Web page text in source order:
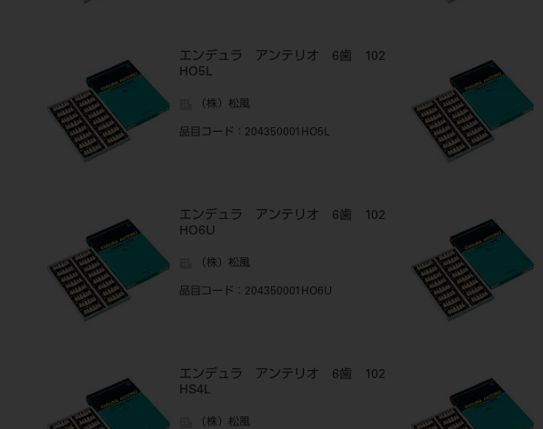
エンデュラ アンテリオ 6歯 102
HO5L
（株）松風
品目コード ：204350001HO5L
エンデュラ アンテリオ 6歯 102
HO6U
（株）松風
品目コード ：204350001HO6U
エンデュラ アンテリオ 6歯 102
HS4L
（株）松風